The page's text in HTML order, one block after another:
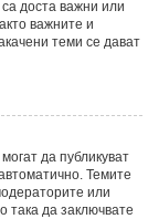
доста важни или
важните и
теми се дават
да публикуват
Темите
или
така да заключвате